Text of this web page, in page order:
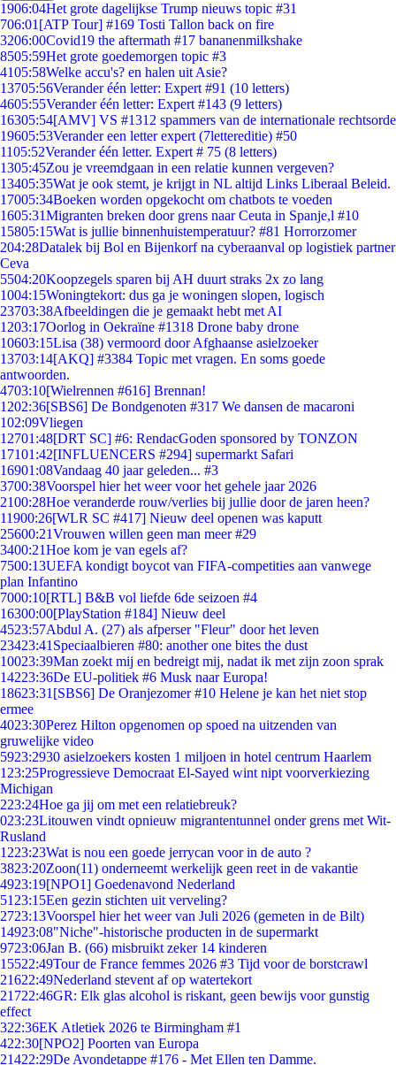
1906:04Het grote dagelijkse Trump nieuws topic #31
706:01 [ATP Tour] #169 Tosti Tallon back on fire
3206:00Covid19 the aftermath #17 bananenmilkshake
8505:59Het grote goedemorgen topic #3
4105:58Welke accu's? en halen uit Asie?
13705:56Verander één letter: Expert #91 (10 letters)
4605:55Verander één letter: Expert #143 (9 letters)
16305:54[AMV] VS #1312 spammers van de internationale rechtsorde
19605:53Verander een letter expert (7lettereditie) #50
1105:52Verander één letter. Expert # 75 (8 letters)
1305:45Zou je vreemdgaan in een relatie kunnen vergeven?
13405:35Wat je ook stemt, je krijgt in NL altijd Links Liberaal Beleid.
17005:34Boeken worden opgekocht om chatbots te voeden
1605:31Migranten breken door grens naar Ceuta in Spanje,l #10
15805:15Wat is jullie binnenhuistemperatuur? #81 Horrorzomer
204:28Datalek bij Bol en Bijenkorf na cyberaanval op logistiek partner
Ceva
5504:20Koopzegels sparen bij AH duurt straks 2x zo lang
1004:15Woningtekort: dus ga je woningen slopen, logisch
23703:38Afbeeldingen die je gemaakt hebt met AI
1203:17Oorlog in Oekraïne #1318 Drone baby drone
10603:15Lisa (38) vermoord door Afghaanse asielzoeker
13703:14[AKQ] #3384 Topic met vragen. En soms goede
antwoorden.
4703:10[Wielrennen #616] Brennan!
1202:36[SBS6] De Bondgenoten #317 We dansen de macaroni
102:09Vliegen
12701:48[DRT SC] #6: RendacGoden sponsored by TONZON
17101:42[INFLUENCERS #294] supermarkt Safari
16901:08Vandaag 40 jaar geleden... #3
3700:38Voorspel hier het weer voor het gehele jaar 2026
2100:28Hoe veranderde rouw/verlies bij jullie door de jaren heen?
11900:26[WLR SC #417] Nieuw deel openen was kaputt
25600:21Vrouwen willen geen man meer #29
3400:21Hoe kom je van egels af?
7500:13UEFA kondigt boycot van FIFA-competities aan vanwege
plan Infantino
7000:10[RTL] B&B vol liefde 6de seizoen #4
16300:00[PlayStation #184] Nieuw deel
4523:57Abdul A. (27) als afperser "Fleur" door het leven
23423:41 Speciaalbieren #80: another one bites the dust
10023:39Man zoekt mij en bedreigt mij, nadat ik met zijn zoon sprak
14223:36De EU-politiek #6 Musk naar Europa!
18623:31 [SBS6] De Oranjezomer #10 Helene je kan het niet stop
ermee
4023:30Perez Hilton opgenomen op spoed na uitzenden van
gruwelijke video
5923:2930 asielzoekers kosten 1 miljoen in hotel centrum Haarlem
1 23:25Progressieve Democraat El-Sayed wint nipt voorverkiezing
Michigan
223:24Hoe ga jij om met een relatiebreuk?
023:23Litouwen vindt opnieuw migrantentunnel onder grens met Wit-
Rusland
1223:23Wat is nou een goede jerrycan voor in de auto ?
3823:20Zoon(11) onderneemt werkelijk geen reet in de vakantie
4923:19[NPO1] Goedenavond Nederland
51 23:15Een gezin stichten uit verveling?
2723:13Voorspel hier het weer van Juli 2026 (gemeten in de Bilt)
14923:08"Niche"-historische producten in de supermarkt
9723:06Jan B. (66) misbruikt zeker 14 kinderen
15522:49Tour de France femmes 2026 #3 Tijd voor de borstcrawl
21622:49Nederland stevent af op watertekort
21722:46GR: Elk glas alcohol is riskant, geen bewijs voor gunstig
effect
322:36EK Atletiek 2026 te Birmingham #1
422:30[NPO2] Poorten van Europa
21422:29De Avondetappe #176 - Met Ellen ten Damme.